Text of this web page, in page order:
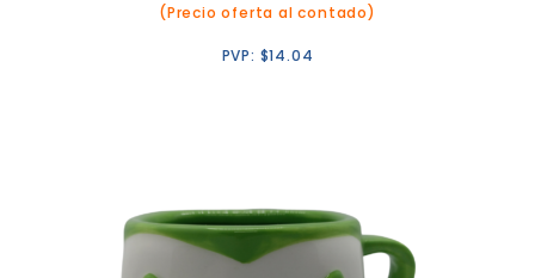
(Precio oferta al contado)
PVP: $14.04